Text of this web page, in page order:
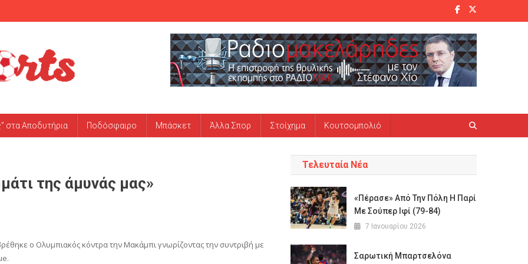
στα Αποδυτήρια Ποδόσφαιρο Μπάσκετ Άλλα Σπορ Στοίχημα Κουτσομπολιό
της άμυνάς μας»
ο Ολυμπιακός κόντρα την Μακάμπι γνωρίζοντας την συντριβή με
Τελευταία Νέα
«Πέρασε» Από Την Πόλη Η Παρί
Με Σούπερ Ιφί (79-84)
7 Ιανουαρίου 2026
Σαρωτική Μπαρτσελόνα